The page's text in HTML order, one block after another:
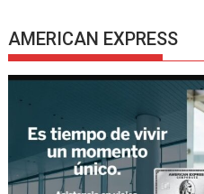
AMERICAN EXPRESS